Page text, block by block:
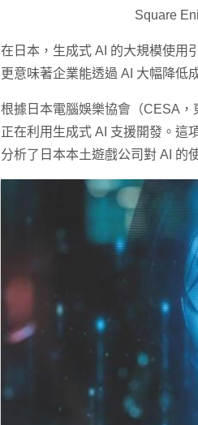
Square
在日本，生成式 AI 的大規模使用
更意味著企業能透過 AI 大幅降低
根據日本電腦娛樂協會（CESA，
正在利用生成式 AI 支援開發。這
分析了日本本土遊戲公司對 AI 的